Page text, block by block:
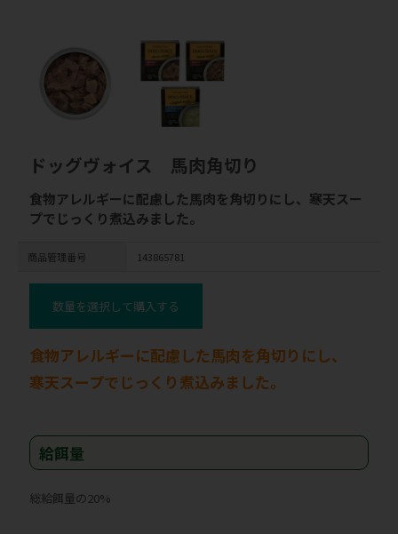
ドッグヴォイス 馬肉角切り
食物アレルギーに配慮した馬肉を角切りにし、寒天スー
プでじっくり煮込みました。
商品管理番号 143865781
数量を選択して購入する
食物アレルギーに配慮した馬肉を角切りにし、
寒天スープでじっくり煮込みました。
給餌量
総給餌量の20%